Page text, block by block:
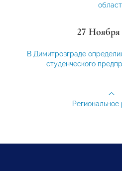
27 Ноября
В Димитровграде
студенческого
Региональное